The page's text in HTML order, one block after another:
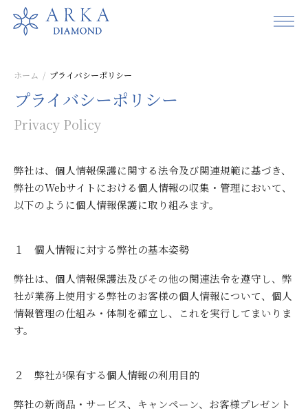
ホーム プライバシーポリシー
プライバシーポリシー
Privacy Policy
弊社は、個人情報保護に関する法令及び関連規範に基づき、
弊社のWebサイトにおける個人情報の収集・管理において、
以下のように個人情報保護に取り組みます。
１ 個人情報に対する弊社の基本姿勢
弊社は、個人情報保護法及びその他の関連法令を遵守し、弊
社が業務上使用する弊社のお客様の個人情報について、個人
情報管理の仕組み・体制を確立し、これを実行してまいりま
す。
２ 弊社が保有する個人情報の利用目的
弊社の新商品・サービス、キャンペーン、お客様プレゼント